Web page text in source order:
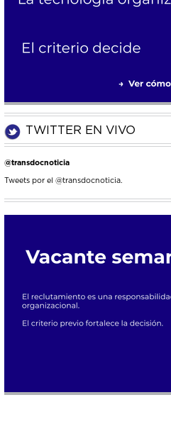
TWITTER EN VIVO
@transdocnoticia
Tweets por el @transdocnoticia.